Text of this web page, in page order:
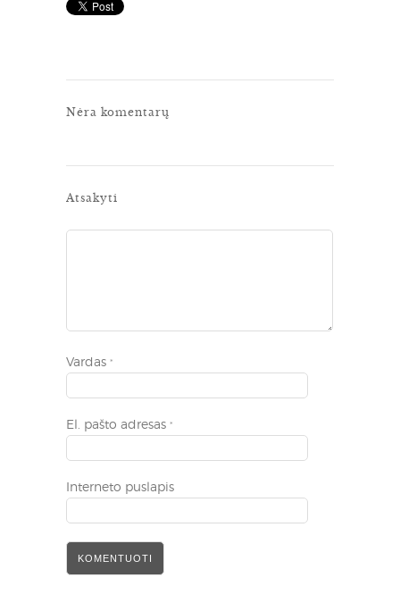
Nėra komentarų
Atsakyti
Vardas *
El. pašto adresas *
Interneto puslapis